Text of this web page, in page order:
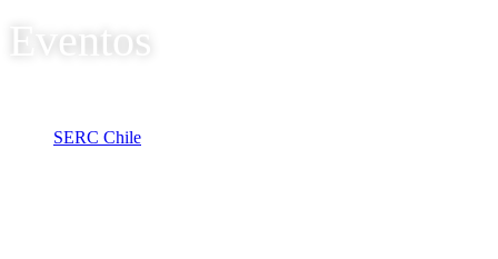
Eventos
SERC Chile